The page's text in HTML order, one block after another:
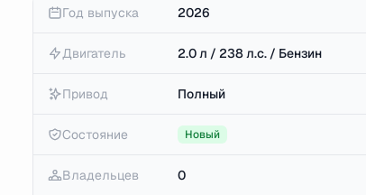
Год выпуска 2026
Двигатель 2.0 л / 238 л.с. / Бензин
Привод Полный
Состояние Новый
Владельцев 0